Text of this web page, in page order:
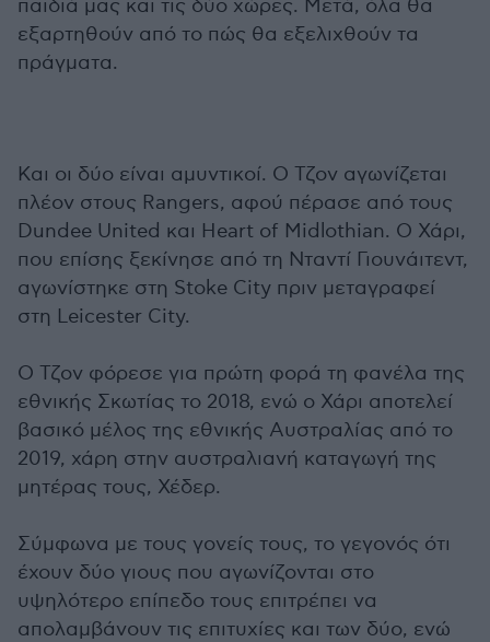
παιδιά μας και τις δύο χώρες. Μετά, όλα θα
εξαρτηθούν από το πώς θα εξελιχθούν τα
πράγματα.
Και οι δύο είναι αμυντικοί. Ο Τζον αγωνίζεται
πλέον στους Rangers, αφού πέρασε από τους
Dundee United και Heart of Midlothian. Ο Χάρι,
που επίσης ξεκίνησε από τη Νταντί Γιουνάιτεντ,
αγωνίστηκε στη Stoke City πριν μεταγραφεί
στη Leicester City.
Ο Τζον φόρεσε για πρώτη φορά τη φανέλα της
εθνικής Σκωτίας το 2018, ενώ ο Χάρι αποτελεί
βασικό μέλος της εθνικής Αυστραλίας από το
2019, χάρη στην αυστραλιανή καταγωγή της
μητέρας τους, Χέδερ.
Σύμφωνα με τους γονείς τους, το γεγονός ότι
έχουν δύο γιους που αγωνίζονται στο
υψηλότερο επίπεδο τους επιτρέπει να
απολαμβάνουν τις επιτυχίες και των δύο, ενώ